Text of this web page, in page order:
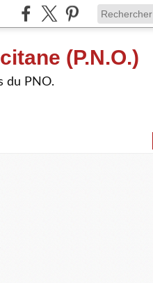
(P.N.O.)
du PNO.